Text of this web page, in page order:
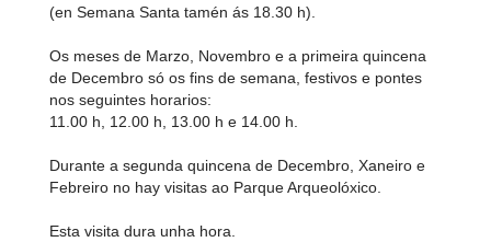
(en Semana Santa tamén ás 18.30 h).
Os meses de Marzo, Novembro e a primeira quincena
de Decembro só os fins de semana, festivos e pontes
nos seguintes horarios:
11.00 h, 12.00 h, 13.00 h e 14.00 h.
Durante a segunda quincena de Decembro, Xaneiro e
Febreiro no hay visitas ao Parque Arqueolóxico.
Esta visita dura unha hora.